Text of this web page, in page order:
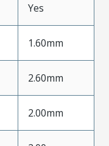
Yes
1.60mm
2.60mm
2.00mm